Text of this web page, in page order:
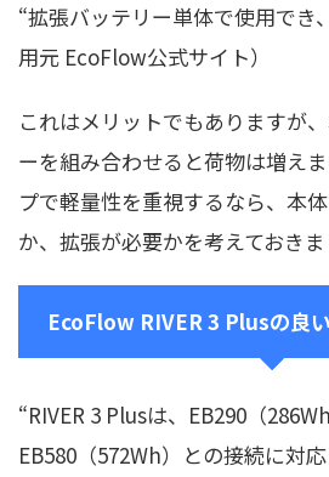
“拡張バッテリー単体で使用でき
用元 EcoFlow公式サイト）
これはメリットでもありますが
ーを組み合わせると荷物は増え
プで軽量性を重視するなら、本
か、拡張が必要かを考えておきま
EcoFlow RIVER 3 Plusの良
“RIVER 3 Plusは、EB290（
EB580（572Wh）との接続に対